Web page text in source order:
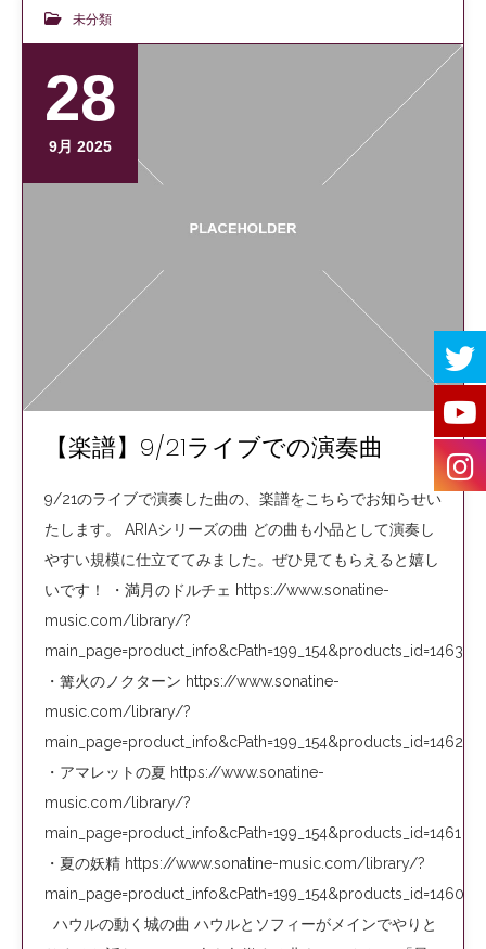
未分類
28
9月 2025
【楽譜】9/21ライブでの演奏曲
9/21のライブで演奏した曲の、楽譜をこちらでお知らせい
たします。 ARIAシリーズの曲 どの曲も小品として演奏し
やすい規模に仕立ててみました。ぜひ見てもらえると嬉し
いです！ ・満月のドルチェ https://www.sonatine-
music.com/library/?
main_page=product_info&cPath=199_154&products_id=1463
・篝火のノクターン https://www.sonatine-
music.com/library/?
main_page=product_info&cPath=199_154&products_id=1462
・アマレットの夏 https://www.sonatine-
music.com/library/?
main_page=product_info&cPath=199_154&products_id=1461
・夏の妖精 https://www.sonatine-music.com/library/?
main_page=product_info&cPath=199_154&products_id=1460
ハウルの動く城の曲 ハウルとソフィーがメインでやりと